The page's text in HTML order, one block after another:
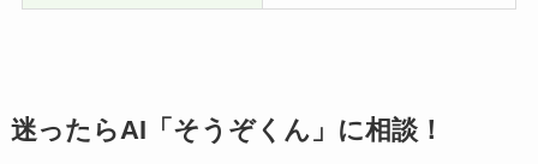
迷ったらAI「そうぞくん」に相談！